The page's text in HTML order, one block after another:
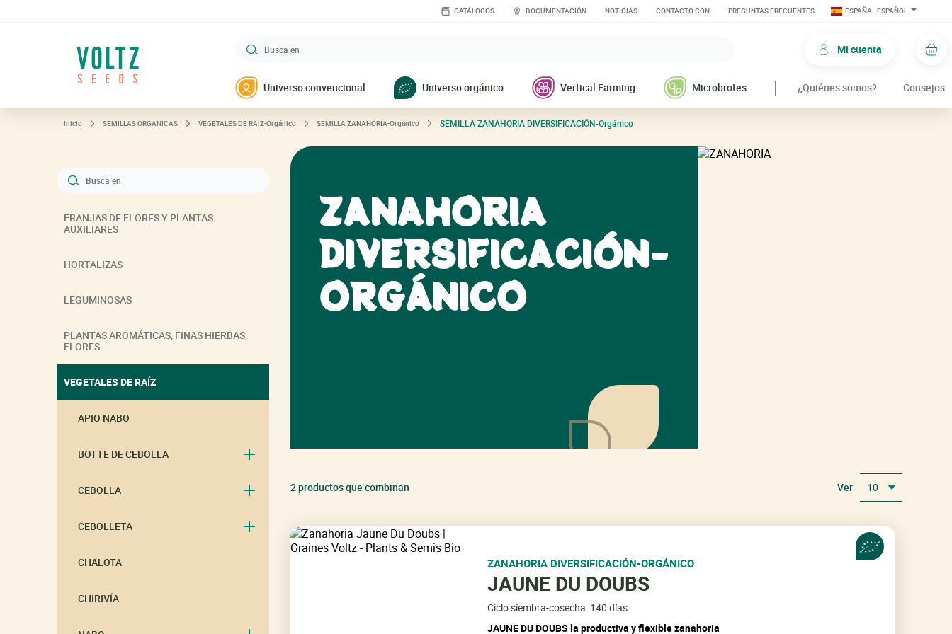
CATÁLOGOS DOCUMENTACIÓN NOTICIAS CONTACTO CON PREGUNTAS FRECUENTES ESPAÑA - ESPAÑOL
VOLTZ Maraîchage
Busca en Mi cuenta
Universo convencional Universo orgánico Vertical Farming Microbrotes ¿Quiénes somos? Consejos
Inicio SEMILLAS ORGÁNICAS VEGETALES DE RAÍZ-Orgánico SEMILLAZANAHORIA-Orgánico SEMILLAZANAHORIA DIVERSIFICACIÓN-Orgánico
Busca en
FRANJAS DE FLORES Y PLANTAS
AUXILIARES
HORTALIZAS
LEGUMINOSAS
PLANTAS AROMÁTICAS, FINAS HIERBAS,
FLORES
VEGETALES DE RAÍZ
APIO NABO
BOTTE DE CEBOLLA
CEBOLLA
CEBOLLETA
CHALOTA
CHIRIVÍA
ZANAHORIA
DIVERSIFICACIÓN-
ORGÁNICO
2 productos que combinan Ver
10
ZANAHORIA DIVERSIFICACIÓN-ORGÁNICO
JAUNE DU DOUBS
Ciclo siembra-cosecha: 140 días
JAUNE DU DOUBS la productiva y flexible zanahoria